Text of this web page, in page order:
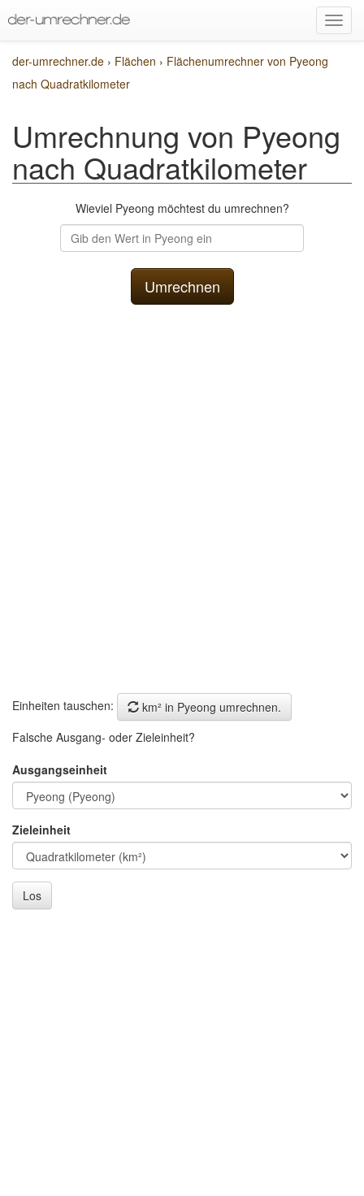
der-umrechner.de › Flächen › Flächenumrechner von Pyeong
nach Quadratkilometer
Umrechnung von Pyeong
nach Quadratkilometer
Wieviel Pyeong möchtest du umrechnen?
Einheiten tauschen:
km² in Pyeong umrechnen.
Falsche Ausgang- oder Zieleinheit?
Ausgangseinheit
Zieleinheit
Los